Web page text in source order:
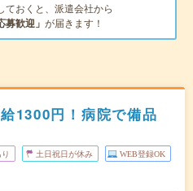
ておくと、派遣会社から
募歓迎」 が届きます！
1300円！病院で備品
土日祝日が休み WEB登録OK